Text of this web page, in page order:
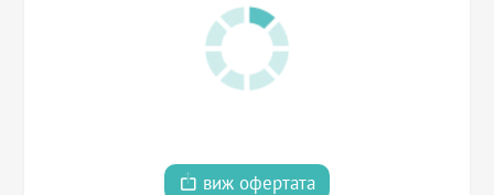
виж офертата